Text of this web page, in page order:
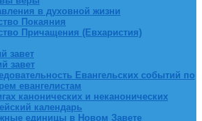
в духовной жизни
Покаяния
Причащения (Евхаристия)
завет
завет
Евангельских событий по
евангелистам
канонических и неканонических
календарь
единицы в Новом Завете